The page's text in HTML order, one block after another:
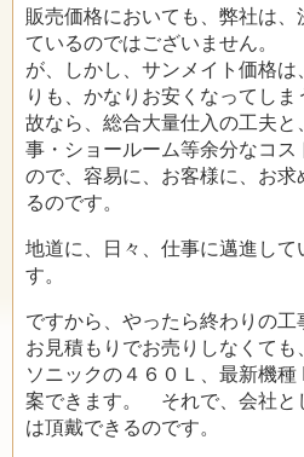
販売価格においても、弊社は
ているのではございません。
が、しかし、サンメイト価格
りも、かなりお安くなってしま
故なら、総合大量仕入の工夫
事・ショールーム等余分なコ
ので、容易に、お客様に、お
るのです。
地道に、日々、仕事に邁進し
す。
ですから、やったら終わりの
お見積もりでお売りしなくて
ソニックの４６０Ｌ、最新機
案できます。 それで、会社と
は頂戴できるのです。